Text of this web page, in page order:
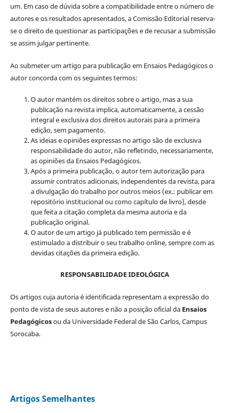
um. Em caso de dúvida sobre a compatibilidade entre o número de
autores e os resultados apresentados, a Comissão Editorial reserva-
se o direito de questionar as participações e de recusar a submissão
se assim julgar pertinente.
Ao submeter um artigo para publicação em Ensaios Pedagógicos o
autor concorda com os seguintes termos:
O autor mantém os direitos sobre o artigo, mas a sua
publicação na revista implica, automaticamente, a cessão
integral e exclusiva dos direitos autorais para a primeira
edição, sem pagamento.
As ideias e opiniões expressas no artigo são de exclusiva
responsabilidade do autor, não refletindo, necessariamente,
as opiniões da Ensaios Pedagógicos.
Após a primeira publicação, o autor tem autorização para
assumir contratos adicionais, independentes da revista, para
a divulgação do trabalho por outros meios (ex.: publicar em
repositório institucional ou como capítulo de livro), desde
que feita a citação completa da mesma autoria e da
publicação original.
O autor de um artigo já publicado tem permissão e é
estimulado a distribuir o seu trabalho online, sempre com as
devidas citações da primeira edição.
RESPONSABILIDADE IDEOLÓGICA
Os artigos cuja autoria é identificada representam a expressão do
ponto de vista de seus autores e não a posição oficial da Ensaios
Pedagógicosou da Universidade Federal de São Carlos, Campus
Sorocaba.
Artigos Semelhantes